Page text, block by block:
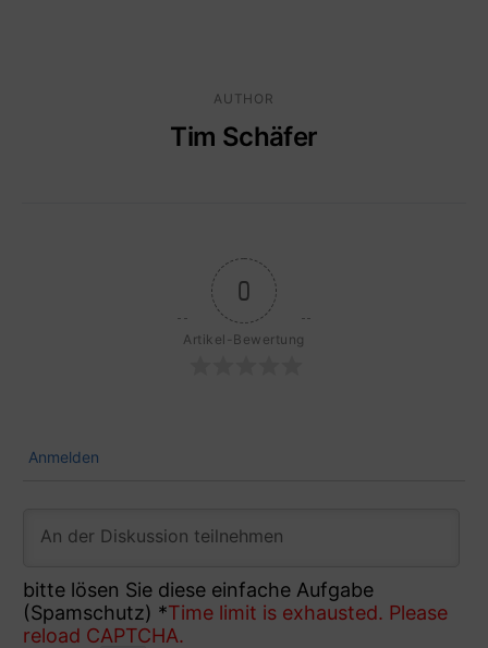
AUTHOR
Tim Schäfer
0
Artikel-Bewertung
Anmelden
bitte lösen Sie diese einfache Aufgabe
(Spamschutz) *Time limit is exhausted. Please
reload CAPTCHA.